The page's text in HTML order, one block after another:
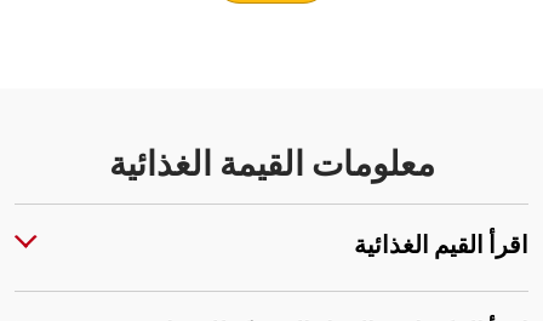
معلومات القيمة الغذائية
اقرأ القيم الغذائية